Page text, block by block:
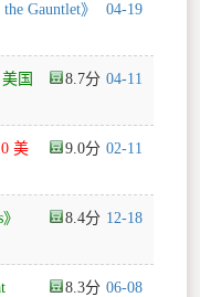
04-19
Gauntlet》
8.7 04-11
国
9.0 02-11
美
8.4 12-18
8.3 06-08